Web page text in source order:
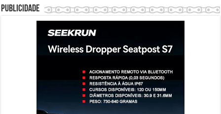
Publicidade